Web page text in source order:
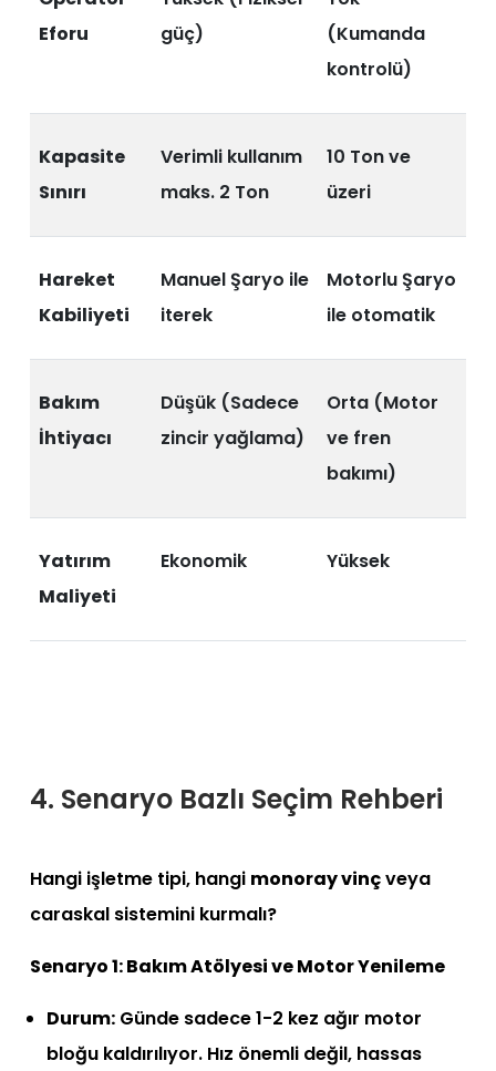
Eforu
güç)
(Kumanda
kontrolü)
Kapasite
Sınırı
Verimli kullanım
maks. 2 Ton
10 Ton ve
üzeri
Hareket
Kabiliyeti
Manuel Şaryo ile
iterek
Motorlu Şaryo
ile otomatik
Bakım
İhtiyacı
Düşük (Sadece
zincir yağlama)
Orta (Motor
ve fren
bakımı)
Yatırım
Maliyeti
Ekonomik Yüksek
4. Senaryo Bazlı Seçim Rehberi
Hangi işletme tipi, hangi monoray vinçveya
caraskal sistemini kurmalı?
Senaryo 1: Bakım Atölyesi ve Motor Yenileme
Durum: Günde sadece 1-2 kez ağır motor
bloğu kaldırılıyor. Hız önemli değil, hassas